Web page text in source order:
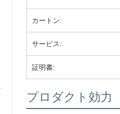
カートン:
サービス:
証明書:
プロダクト効力